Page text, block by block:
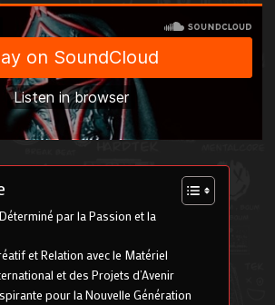
par la Passion et la
et Relation avec le Matériel
et des Projets d’Avenir
pour la Nouvelle Génération